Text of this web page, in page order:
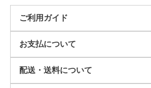
ご利用ガイド
お支払について
配送・送料について